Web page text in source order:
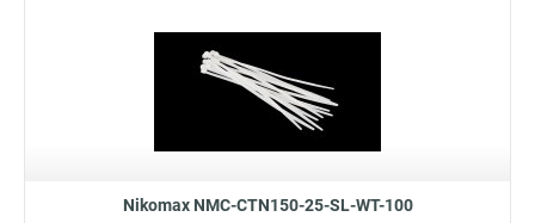
Nikomax NMC-CTN150-25-SL-WT-100